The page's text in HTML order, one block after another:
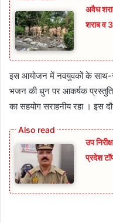
अवैध
शराब व
इस आयोजन में नवयुवकों के साथ-
भजन की धुन पर आकर्षक
का सहयोग सराहनीय रहा । इस
उप
प्रदेश